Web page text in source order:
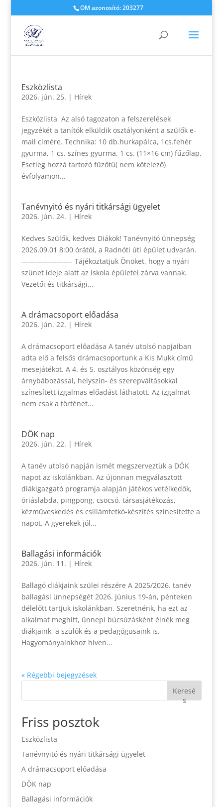
OM azonosító: 203277
Eszközlista
2026. jún. 25. | Hírek
Eszközlista Az alsó tagozaton a felszerelések
jegyzékét a tanítók elküldik osztályonként a szülők e-
mail címére. Technika: 10 db.hurkapálca, 1cs.fehér
gyurma, 1 cs. színes gyurma, 1 cs. (11×16 cm) fűzőlap,
Esetleg hozzá tartozó fűzőtű( nem kötelező)
évfolyamon...
Tanévnyitó és nyári titkársági ügyelet
2026. jún. 24. | Hírek
Kedves Szülők, kedves Diákok! Tanévnyitó ünnepség
2026.09.01 8:00 órától, a Radnóti úti épület udvarán.
———————- Tájékoztatjuk Önöket, hogy a nyári
szünet ideje alatt az iskola épületei zárva vannak.
Vezetői és titkársági...
A drámacsoport előadása
2026. jún. 22. | Hírek
A drámacsoport előadása A tanév utolsó napjaiban
adta elő a felsős drámacsoportunk a Kis Mukk című
mesejátékot. A 4. és 5. osztályos közönség egy
árnybábozással, helyszín- és szerepváltásokkal
színesített izgalmas előadást láthatott. Az izgalmat
nem csak a történet...
DÖK nap
2026. jún. 22. | Hírek
A tanév utolsó napján ismét megszerveztük a DÖK
napot az iskolánkban. Az újonnan megválasztott
diákigazgató programja alapján játékos vetélkedők,
óriáslabda, pingpong, csocsó, társasjátékozás,
kézműveskedés és csillámtetkó-készítés színesítette a
napot. A gyerekek jól...
Ballagási információk
2026. jún. 11. | Hírek
Ballagó diákjaink szülei részére A 2025/2026. tanév
ballagási ünnepségét 2026. június 19-án, pénteken
délelőtt tartjuk iskolánkban. Szeretnénk, ha ezt az
alkalmat meghitt, ünnepi búcsúzásként élnék meg
diákjaink, a szülők és a pedagógusaink is.
Hagyományainkhoz híven...
« Régebbi bejegyzések
Keresé
s
Friss posztok
Eszközlista
Tanévnyitó és nyári titkársági ügyelet
A drámacsoport előadása
DÖK nap
Ballagási információk